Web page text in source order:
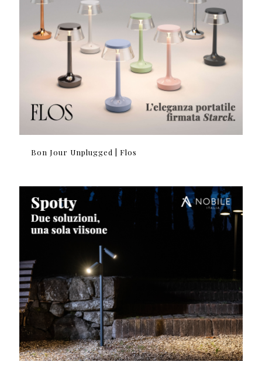
Bon Jour Unplugged | Flos